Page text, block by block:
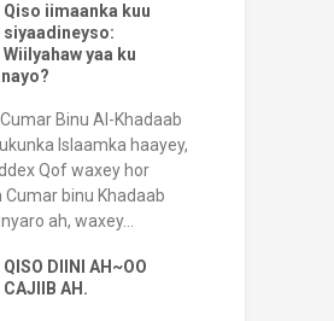
Qiso iimaanka kuu
siyaadineyso:
Wiilyahaw yaa ku
Binu Al-Khadaab
Islaamka haayey,
Qof waxey hor
Cumar binu Khadaab
ah, waxey...
QISO DIINI AH~OO
CAJIIB AH.